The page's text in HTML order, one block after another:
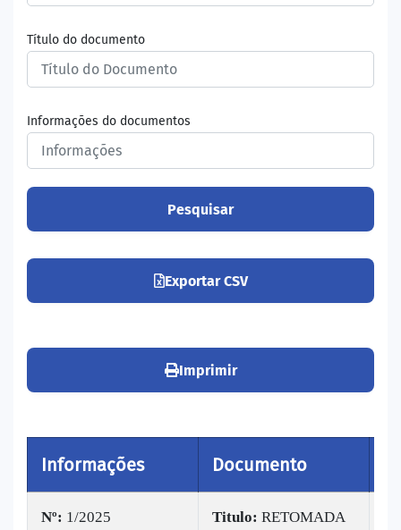
Título do documento
Informações do documentos
Pesquisar
Exportar CSV
Imprimir
Informações Documento
Nº: 1/2025
Titulo: RETOMADA